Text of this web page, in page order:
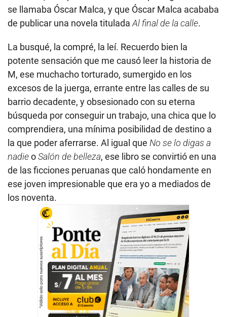
se llamaba Óscar Malca, y que Óscar Malca acababa
de publicar una novela titulada Al final de la calle.
La busqué, la compré, la leí. Recuerdo bien la
potente sensación que me causó leer la historia de
M, ese muchacho torturado, sumergido en los
excesos de la juerga, errante entre las calles de su
barrio decadente, y obsesionado con su eterna
búsqueda por conseguir un trabajo, una chica que lo
comprendiera, una mínima posibilidad de destino a
la que poder aferrarse. Al igual que No se lo digas a
nadieoSalón de belleza, ese libro se convirtió en una
de las ficciones peruanas que caló hondamente en
ese joven impresionable que era yo a mediados de
los noventa.